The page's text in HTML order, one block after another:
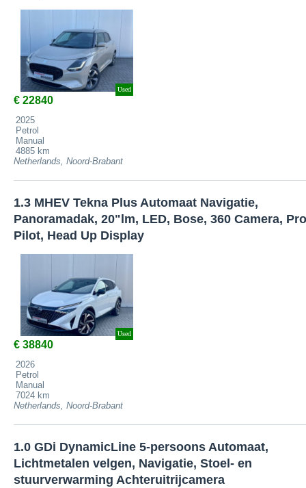
Used
€ 22840
2025
Petrol
Manual
4885 km
Netherlands, Noord-Brabant
1.3 MHEV Tekna Plus Automaat Navigatie,
Panoramadak, 20"lm, LED, Bose, 360 Camera,
Pilot, Head Up Display
Used
€ 38840
2026
Petrol
Manual
7024 km
Netherlands, Noord-Brabant
1.0 GDi DynamicLine 5-persoons Automaat,
Lichtmetalen velgen, Navigatie, Stoel- en
stuurverwarming Achteruitrijcamera